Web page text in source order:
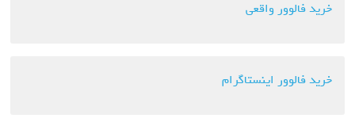
خرید فالوور واقعی
خرید فالوور اینستاگرام